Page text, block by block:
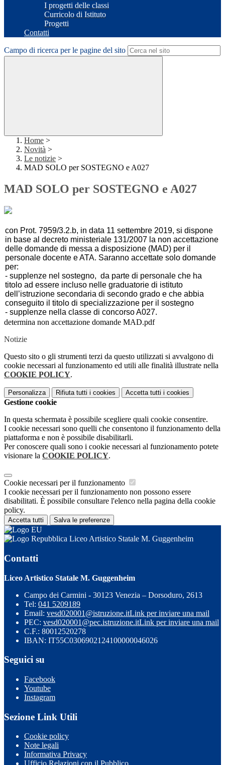
I progetti delle classi
Curricolo di Istituto
Progetti
Contatti
Campo di ricerca per le pagine del sito
Home >
Novità >
Le notizie >
MAD SOLO per SOSTEGNO e A027
MAD SOLO per SOSTEGNO e A027
con Prot. 7959/3.2.b, in data 11 settembre 2019, si dispone
in base al decreto ministeriale 131/2007 la non accettazione
delle domande di messa a disposizione (MAD) per il
personale docente e ATA. Saranno accettate solo domande
per:
- supplenze nel sostegno, da parte di personale che ha
titolo ad essere incluso nelle graduatorie di istituto
dell’istruzione secondaria di secondo grado e che abbia
conseguito il titolo di specializzazione per il sostegno
- supplenze nella classe di concorso A027.
determina non accettazione domande MAD.pdf
Notizie
Questo sito o gli strumenti terzi da questo utilizzati si avvalgono di
cookie necessari al funzionamento ed utili alle finalità illustrate nella
COOKIE POLICY.
Personalizza Rifiuta tutti i cookies Accetta tutti i cookies
Gestione cookie
In questa schermata è possibile scegliere quali cookie consentire.
I cookie necessari sono quelli che consentono il funzionamento della
piattaforma e non è possibile disabilitarli.
Per conoscere quali sono i cookie necessari al funzionamento potete
visionare la COOKIE POLICY.
Cookie necessari per il funzionamento
I cookie necessari per il funzionamento non possono essere
disabilitati. È possibile consultare l'elenco nella pagina della cookie
policy.
Accetta tutti Salva le preferenze
Liceo Artistico Statale M. Guggenheim
Contatti
Liceo Artistico Statale M. Guggenheim
Campo dei Carmini - 30123 Venezia – Dorsoduro, 2613
Tel: 041 5209189
Email: vesd020001@istruzione.itLink per inviare una mail
PEC: vesd020001@pec.istruzione.itLink per inviare una mail
C.F.: 80012520278
IBAN: IT55C0306902124100000046026
Seguici su
Facebook
Youtube
Instagram
Sezione Link Utili
Cookie policy
Note legali
Informativa Privacy